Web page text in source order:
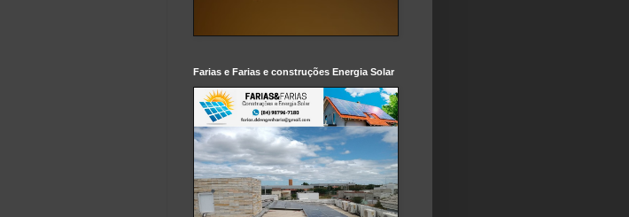
Farias e Farias e construções Energia Solar